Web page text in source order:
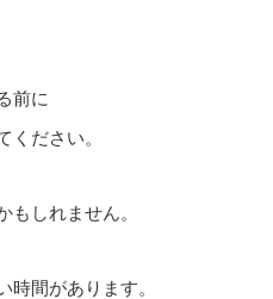
前に
ください。
もしれません。
時間があります。